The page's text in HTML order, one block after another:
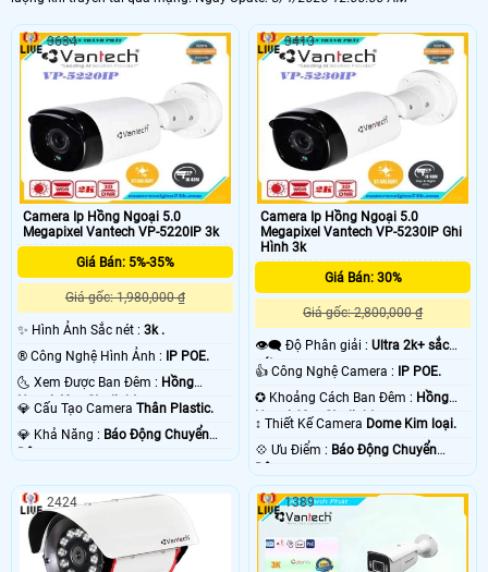
Camera Ip Hồng Ngoại 5.0
Megapixel Vantech VP-5220IP 3k
Giá Bán: 5%-35%
Giá gốc: 1,980,000 ₫
✨ Hình Ảnh Sắc nét : 3k .
®️ Công Nghệ Hình Ảnh :
IP POE.
🌜 Xem Được Ban Đêm : Hồng
Ngoại 40m Starlight.
💎 Cấu Tạo Camera Thân Plastic.
️💎 Khả Năng : Báo Động Chuyển
3634
Camera Ip Hồng Ngoại 5.0
Megapixel Vantech VP-5230IP Ghi
Hình 3k
Giá Bán: 30%
Giá gốc: 2,800,000 ₫
👁️‍🗨 Độ Phân giải :Ultra 2k+ sắc
nét .
👍 Công Nghệ Camera :
IP POE.
✪ Khoảng Cách Ban Đêm : Hồng
Ngoại 60m Starlight.
↕️ Thiết Kế Camera Dome Kim loại.
️💠 Ưu Điểm : Báo Động Chuyển
3413
2424 1389